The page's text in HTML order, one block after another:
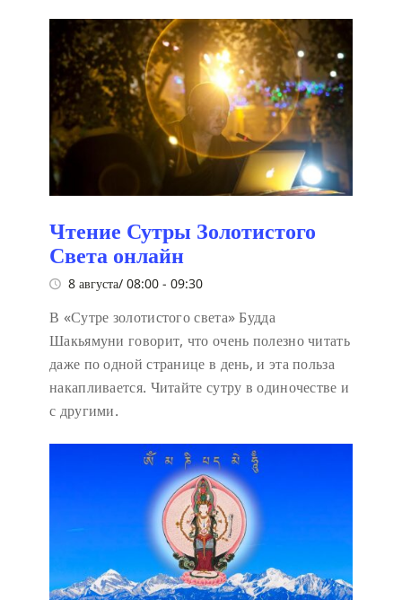
Чтение Сутры Золотистого
Света онлайн
8 августа/ 08:00 - 09:30
В «Сутре золотистого света» Будда
Шакьямуни говорит, что очень полезно читать
даже по одной странице в день, и эта польза
накапливается. Читайте сутру в одиночестве и
с другими.